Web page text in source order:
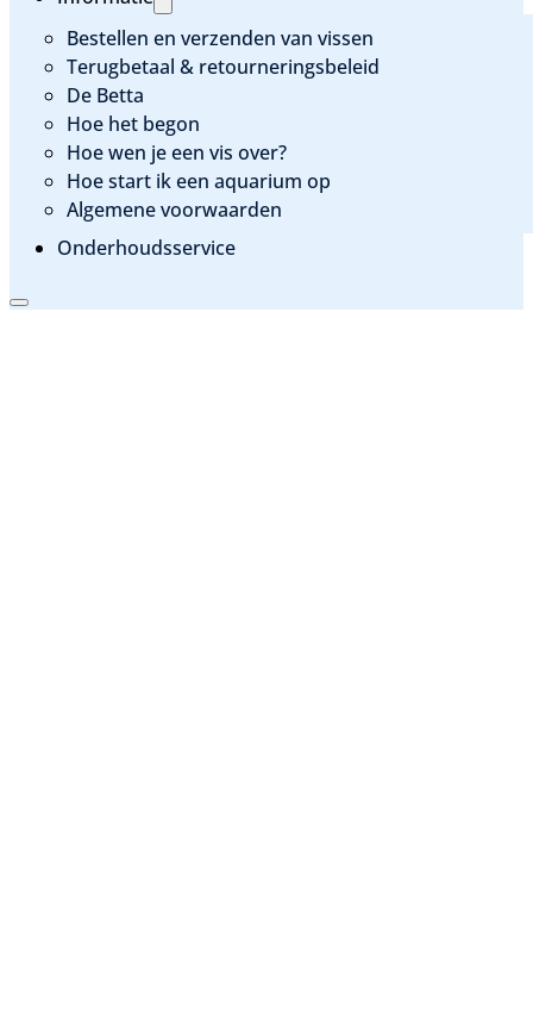
Bestellen en verzenden van vissen
Terugbetaal & retourneringsbeleid
De Betta
Hoe het begon
Hoe wen je een vis over?
Hoe start ik een aquarium op
Algemene voorwaarden
Onderhoudsservice